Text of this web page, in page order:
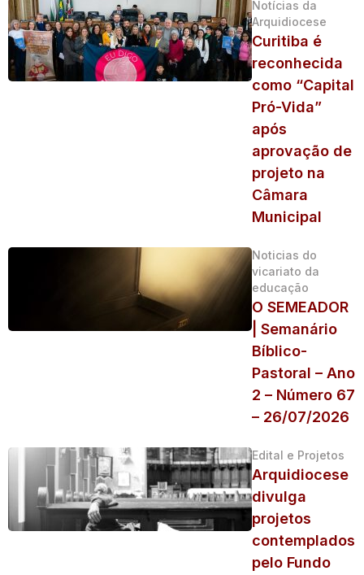
Notícias da
Arquidiocese
Curitiba é
reconhecida
como “Capital
Pró-Vida”
após
aprovação de
projeto na
Câmara
Municipal
Noticias do
vicariato da
educação
O SEMEADOR
| Semanário
Bíblico-
Pastoral – Ano
2 – Número 67
– 26/07/2026
Edital e Projetos
Arquidiocese
divulga
projetos
contemplados
pelo Fundo